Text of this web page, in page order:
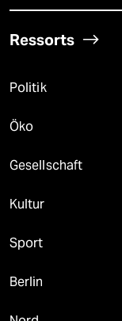
Ressorts
Politik
Öko
Gesellschaft
Kultur
Sport
Berlin